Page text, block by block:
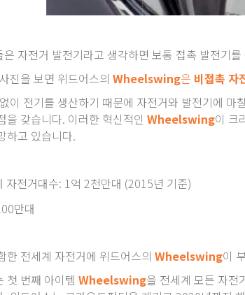
은 자전거 발전기라고 생각하면 보통 접촉 발전기
진을 보면 위드어스의 Wheelswing은 비접촉 자
이 전기를 생산하기 때문에 자전거와 발전기에
을 갖습니다. 이러한 혁신적인 Wheelswing이 크
하고 있습니다.
자전거대수: 1억 2천만대 (2015년 기준)
만대
한 전세계 자전거에 위드어스의 Wheelswing이
첫 번째 아이템 Wheelswing을 전세계 모든 자전